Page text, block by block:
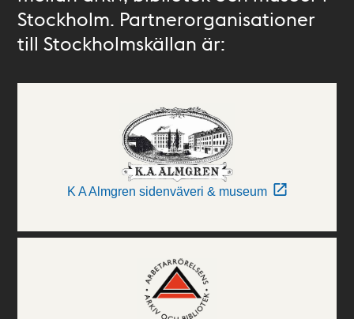
Stockholm. Partnerorganisationer
till Stockholmskällan är:
K A Almgren sidenväveri & museum